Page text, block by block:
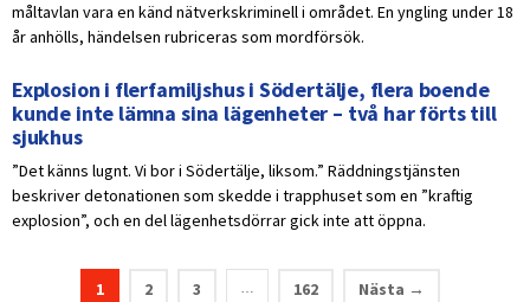
måltavlan vara en känd nätverkskriminell i området. En yngling under 18
år anhölls, händelsen rubriceras som mordförsök.
Explosion i flerfamiljshus i Södertälje, flera boende
kunde inte lämna sina lägenheter – två har förts till
sjukhus
”Det känns lugnt. Vi bor i Södertälje, liksom.” Räddningstjänsten
beskriver detonationen som skedde i trapphuset som en ”kraftig
explosion”, och en del lägenhetsdörrar gick inte att öppna.
1 2 3 … 162 Nästa →